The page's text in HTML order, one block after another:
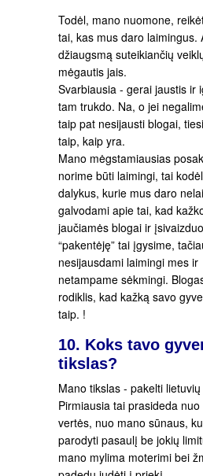
Todėl, mano nuomone,
tai, kas mus daro laimingus.
džiaugsmą suteikiančių
mėgautis jais.
Svarbiausia - gerai jaustis ir
tam trukdo. Na, o jei
taip pat nesijausti blogai,
taip, kaip yra.
Mano mėgstamiausias
norime būti laimingi, tai
dalykus, kurie mus daro
galvodami apie tai, kad
jaučiamės blogai ir
“pakentėję” tai įgysime,
nesijausdami laimingi mes ir
netampame sėkmingi.
rodiklis, kad kažką savo
taip. !
10. Koks tavo
tikslas?
Mano tikslas - pakelti
Pirmiausia tai prasideda
vertės, nuo mano sūnaus,
parodyti pasaulį be jokių
mano mylima moterimi bei